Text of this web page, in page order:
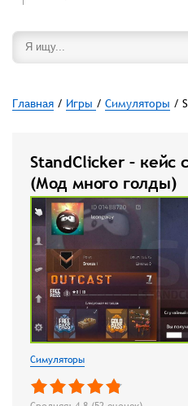
Главная / Игры / Симуляторы /
StandClicker – кейс
(Мод много голды)
Симуляторы